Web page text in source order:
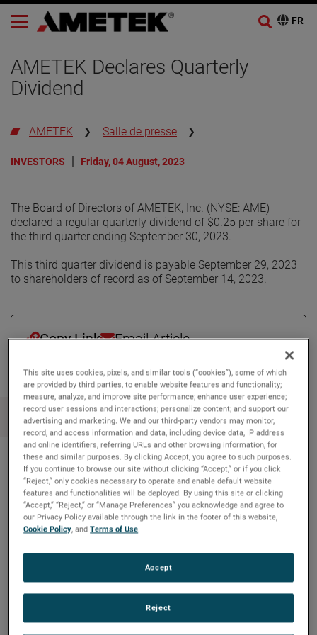
AMETEK Declares Quarterly
Dividend
AMETEK Salle de presse
INVESTORS Friday, 04 August, 2023
The Board of Directors of AMETEK, Inc. (NYSE: AME)
declared a regular quarterly dividend of $0.25 per share for
the third quarter ending September 30, 2023.
This third quarter dividend is payable September 29, 2023
to shareholders of record as of September 14, 2023.
Copy Link Email Article
Nouvelles récentes
Meet Kourtney from AMETEK MOCON
environmentalism & STEM
Amptek’s X-ray technology enhanced NASA’s
understanding of an ancient asteroid on the OSIRIS-
This site uses cookies, pixels, and similar tools (“cookies”), some of which
are provided by third parties, to enable website features and functionality;
measure, analyze, and improve site performance; enhance user experience;
record user sessions and interactions; personalize content; and support our
advertising and marketing. We and our third-party vendors may monitor,
record, and access information and data, including device data, IP address
and online identifiers, referring URLs and other browsing information, for
these and similar purposes. By clicking Accept, you agree to such purposes.
If you continue to browse our site without clicking “Accept,” or if you click
“Reject,” only cookies necessary to operate and enable default website
features and functionalities will be deployed. By using this site or clicking
“Accept,” “Reject,” or “Manage Preferences” you acknowledge and agree to
our Privacy Policy available through the link in the footer of this website,
Cookie Policy, andTerms of Use.
Reject
Accept